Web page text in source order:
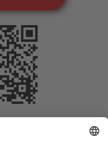
Sie Ihre Spende